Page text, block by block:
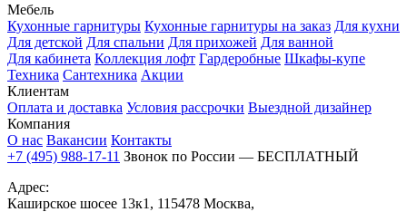
Мебель
Кухонные гарнитуры Кухонные гарнитуры на заказ Для кухни
Для детской Для спальни Для прихожей Для ванной
Для кабинета Коллекция лофт Гардеробные Шкафы-купе
Техника Сантехника Акции
Клиентам
Оплата и доставка Условия рассрочки Выездной дизайнер
Компания
О нас Вакансии Контакты
+7 (495) 988-17-11 Звонок по России — БЕСПЛАТНЫЙ
Адрес:
Каширское шосее 13к1, 115478 Москва,